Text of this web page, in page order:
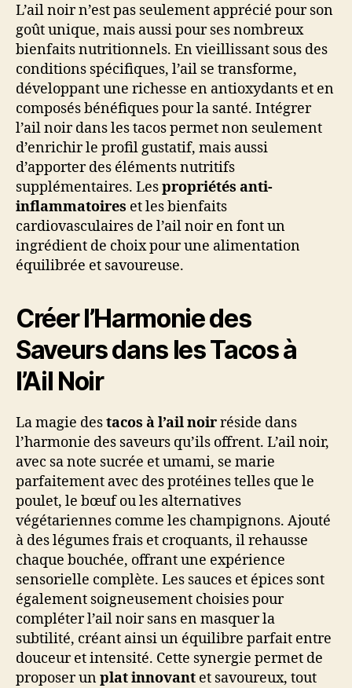
L’ail noir n’est pas seulement apprécié pour son
goût unique, mais aussi pour ses nombreux
bienfaits nutritionnels. En vieillissant sous des
conditions spécifiques, l’ail se transforme,
développant une richesse en antioxydants et en
composés bénéfiques pour la santé. Intégrer
l’ail noir dans les tacos permet non seulement
d’enrichir le profil gustatif, mais aussi
d’apporter des éléments nutritifs
supplémentaires. Lespropriétés anti-
inflammatoires et les bienfaits
cardiovasculaires de l’ail noir en font un
ingrédient de choix pour une alimentation
équilibrée et savoureuse.
Créer l’Harmonie des
Saveurs dans les Tacos à
l’Ail Noir
La magie destacos à l’ail noirréside dans
l’harmonie des saveurs qu’ils offrent. L’ail noir,
avec sa note sucrée et umami, se marie
parfaitement avec des protéines telles que le
poulet, le bœuf ou les alternatives
végétariennes comme les champignons. Ajouté
à des légumes frais et croquants, il rehausse
chaque bouchée, offrant une expérience
sensorielle complète. Les sauces et épices sont
également soigneusement choisies pour
compléter l’ail noir sans en masquer la
subtilité, créant ainsi un équilibre parfait entre
douceur et intensité. Cette synergie permet de
proposer unplat innovant et savoureux, tout